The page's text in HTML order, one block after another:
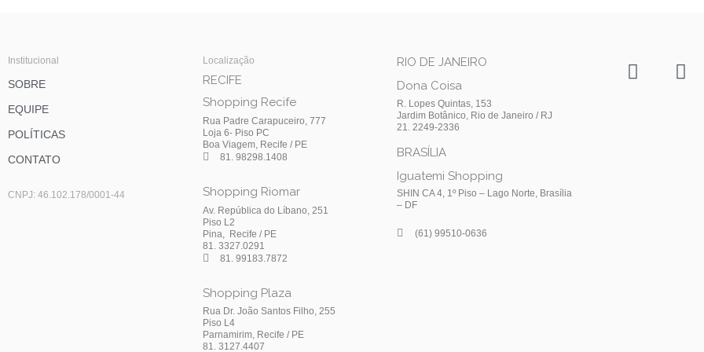
Institucional
SOBRE
EQUIPE
POLÍTICAS
CONTATO
CNPJ: 46.102.178/0001-44
Localização
RECIFE
Shopping Recife
Rua Padre Carapuceiro, 777
Loja 6- Piso PC
Boa Viagem, Recife / PE
81. 98298.1408
Shopping Riomar
Av. República do Líbano, 251
Piso L2
Pina, Recife / PE
81. 3327.0291
81. 99183.7872
Shopping Plaza
Rua Dr. João Santos Filho, 255
Piso L4
Parnamirim, Recife / PE
81. 3127.4407
RIO DE JANEIRO
Dona Coisa
R. Lopes Quintas, 153
Jardim Botânico, Rio de Janeiro / RJ
21. 2249-2336
BRASÍLIA
Iguatemi Shopping
SHIN CA 4, 1º Piso – Lago Norte, Brasília
– DF
(61) 99510-0636
I
n
F
a